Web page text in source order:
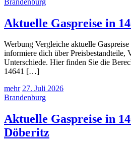
Aktuelle Gaspreise in
Werbung Vergleiche aktuelle
informiere dich über Preisbestandteile,
Unterschiede. Hier finden Sie die
14641 […]
mehr 27. Juli 2026
Brandenburg
Aktuelle Gaspreise in
Döberitz